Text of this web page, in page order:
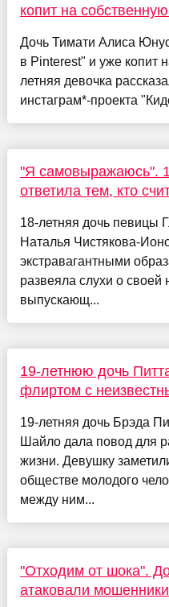
копит на
Дочь Тимати Алиса
в Pinterest" и уже копит
летняя девочка
инстаграм*-проекта
"Я самовыражаюсь".
ответила тем, кто
18-летняя дочь
Наталья Чистякова-
экстравагантными
развеяла слухи о своей
выпускающ...
19-летнюю дочь
флиртом с
19-летняя дочь Брэда
Шайло дала повод для
жизни. Девушку
обществе молодого
между ним...
"Отходим от шока".
атаковали мошенники